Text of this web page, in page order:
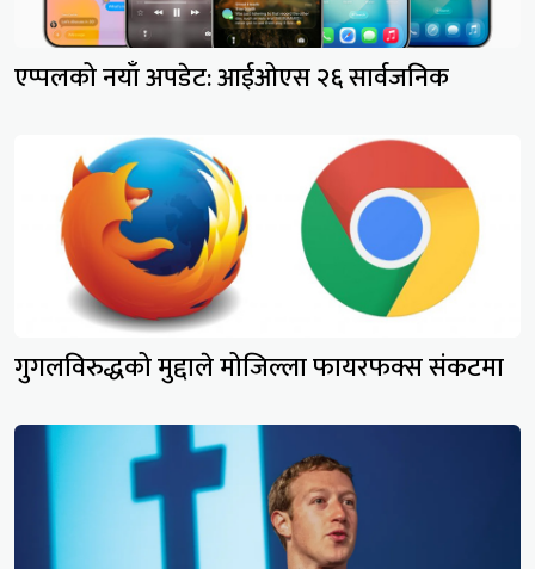
एप्पलको नयाँ अपडेट: आईओएस २६ सार्वजनिक
गुगलविरुद्धको मुद्दाले मोजिल्ला फायरफक्स संकटमा